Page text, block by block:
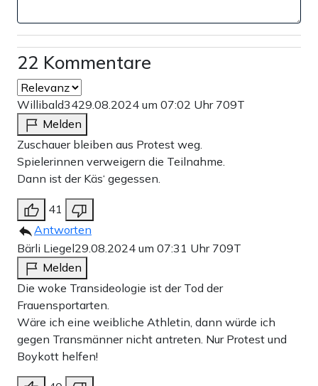
22 Kommentare
Willibald3429.08.2024 um 07:02 Uhr 709T
Melden
Zuschauer bleiben aus Protest weg.
Spielerinnen verweigern die Teilnahme.
Dann ist der Käs‘ gegessen.
41
Antworten
Bärli Liegel29.08.2024 um 07:31 Uhr 709T
Melden
Die woke Transideologie ist der Tod der
Frauensportarten.
Wäre ich eine weibliche Athletin, dann würde ich
gegen Transmänner nicht antreten. Nur Protest und
Boykott helfen!